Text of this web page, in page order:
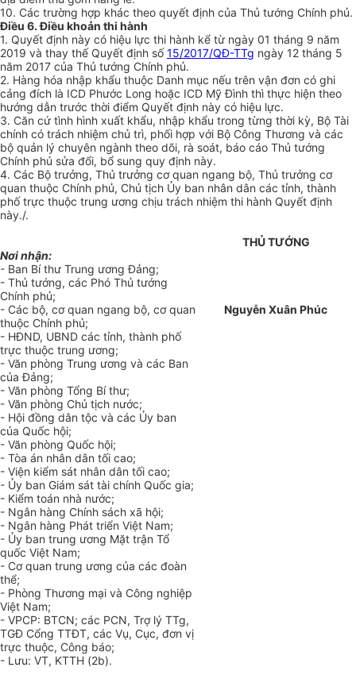
10. Các trường hợp khác theo quyết định của Thủ tướng Chính phủ.
Điều 6. Điều khoản thi hành
1. Quyết định này có hiệu lực thi hành kể từ ngày 01 tháng 9 năm
2019 và thay thế Quyết định số15/2017/QĐ-TTg ngày 12 tháng 5
năm 2017 của Thủ tướng Chính phủ.
2. Hàng hóa nhập khẩu thuộc Danh mục nếu trên vận đơn có ghi
cảng đích là ICD Phước Long hoặc ICD Mỹ Đình thì thực hiện theo
hướng dẫn trước thời điểm Quyết định này có hiệu lực.
3. Căn cứ tình hình xuất khẩu, nhập khẩu trong từng thời kỳ, Bộ Tài
chính có trách nhiệm chủ trì, phối hợp với Bộ Công Thương và các
bộ quản lý chuyên ngành theo dõi, rà soát, báo cáo Thủ tướng
Chính phủ sửa đổi, bổ sung quy định này.
4. Các Bộ trưởng, Thủ trưởng cơ quan ngang bộ, Thủ trưởng cơ
quan thuộc Chính phủ, Chủ tịch Ủy ban nhân dân các tỉnh, thành
phố trực thuộc trung ương chịu trách nhiệm thi hành Quyết định
này./.
Nơi nhận:
- Ban Bí thư Trung ương Đảng;
- Thủ tướng, các Phó Thủ tướng
Chính phủ;
- Các bộ, cơ quan ngang bộ, cơ quan
thuộc Chính phủ;
- HĐND, UBND các tỉnh, thành phố
trực thuộc trung ương;
- Văn phòng Trung ương và các Ban
của Đảng;
- Văn phòng Tổng Bí thư;
- Văn phòng Chủ tịch nước;
- Hội đồng dân tộc và các Ủy ban
của Quốc hội;
- Văn phòng Quốc hội;
- Tòa án nhân dân tối cao;
- Viện kiểm sát nhân dân tối cao;
- Ủy ban Giám sát tài chính Quốc gia;
- Kiểm toán nhà nước;
- Ngân hàng Chính sách xã hội;
- Ngân hàng Phát triển Việt Nam;
- Ủy ban trung ương Mặt trận Tổ
quốc Việt Nam;
- Cơ quan trung ương của các đoàn
thể;
- Phòng Thương mại và Công nghiệp
Việt Nam;
- VPCP: BTCN; các PCN, Trợ lý TTg,
TGĐ Cổng TTĐT, các Vụ, Cục, đơn vị
trực thuộc, Công báo;
- Lưu: VT, KTTH (2b).
THỦ TƯỚNG
Nguyễn Xuân Phúc